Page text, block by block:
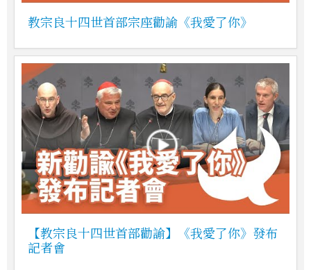
教宗良十四世首部宗座勸諭《我愛了你》
【教宗良十四世首部勸諭】《我愛了你》發布
記者會